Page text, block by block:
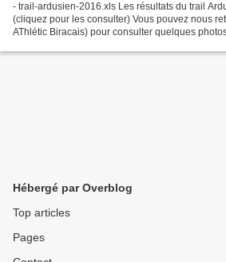
- trail-ardusien-2016.xls Les résultats du trail
(cliquez pour les consulter) Vous pouvez nous
AThlétic Biracais) pour consulter quelques
Hébergé par Overblog
Top articles
Pages